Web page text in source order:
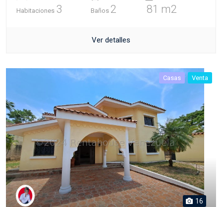
Habitaciones 3 Baños 2 81 m2
Ver detalles
Casas Venta
16